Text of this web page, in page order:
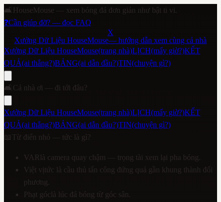
🛋️ HouseMouse — xem bóng đá đơn giản như bật ti vi.
❓Cần giúp đỡ? — đọc FAQ
X
Xưởng Dữ Liệu HouseMouse— hướng dẫn xem cùng cả nhà
Xưởng Dữ Liệu HouseMouse(trang nhà)LỊCH(mấy giờ?)KẾT
QUẢ(ai thắng?)BẢNG(ai dẫn đầu?)TIN(chuyện gì?)
🛋️ Cả nhà ơi — đi tới đâu?
Xưởng Dữ Liệu HouseMouse(trang nhà)LỊCH(mấy giờ?)KẾT
QUẢ(ai thắng?)BẢNG(ai dẫn đầu?)TIN(chuyện gì?)
📖 Từ điển nhỏ — tức là gì?
VAR là camera quay chậm — trọng tài xem lại pha bóng.
Việt vị tức là cầu thủ tấn công đứng quá gần khung thành đối
phương.
Phạt góc là lúc đá bóng từ góc sân.